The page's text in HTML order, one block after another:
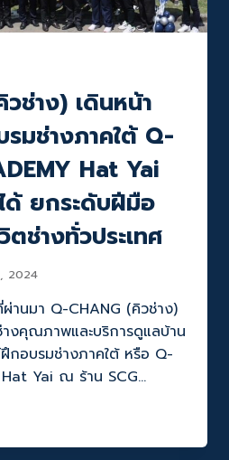
ช่าง) เดินหน้า
มช่างภาคใต้ Q-
Hat Yai
ด้ ยกระดับฝีมือ
ช่างทั่วประเทศ
2024
านมา Q-CHANG (คิวช่าง)
งคุณภาพและบริการดูแลบ้าน
กอบรมช่างภาคใต้ หรือ Q-
Hat Yai ณ ร้าน SCG…